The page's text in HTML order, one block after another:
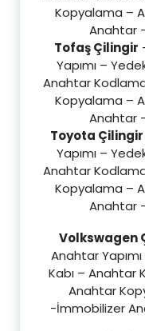
Kopyalama –
Anahtar
Tofaş Çilingir
Yapımı –
Anahtar
Kopyalama –
Anahtar
Toyota Çilingir
Yapımı –
Anahtar
Kopyalama –
Anahtar
Volkswagen
Anahtar
Kabı – Anahtar
Anahtar
-İmmobilizer